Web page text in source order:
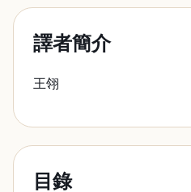
譯者簡介
王翎
目錄